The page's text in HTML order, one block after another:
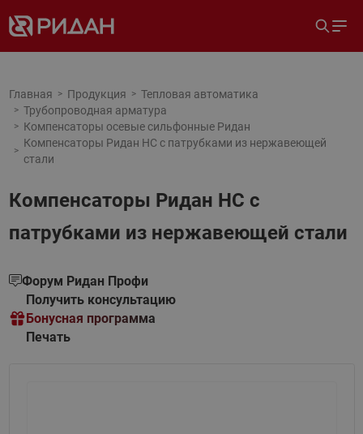
Главная Продукция
Тепловая автоматика
Трубопроводная арматура
Компенсаторы осевые сильфонные Ридан
Компенсаторы Ридан НС с патрубками из нержавеющей
стали
Компенсаторы Ридан НС с
патрубками из нержавеющей стали
Форум Ридан Профи
Получить консультацию
Бонусная программа
Печать